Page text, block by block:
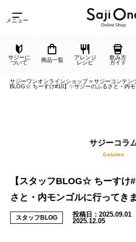
メニュー
サジーに アレンジ 飲み
サジーワンオンラインショップ>サジーコ
サジーコラ
【スタッフBLOG☆ ちーすけ
さと・内モンゴルに行ってき
スタッフBLOG 投稿日：2025.09.01
2025.12.05